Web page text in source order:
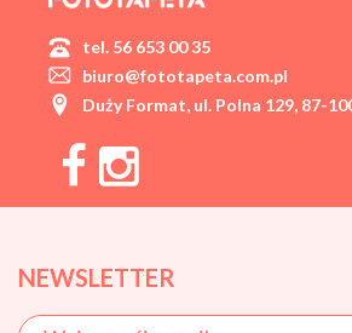
tel. 56 653 00 35
biuro@fototapeta.com.pl
Duży Format, ul. Polna 129, 87-
NEWSLETTER